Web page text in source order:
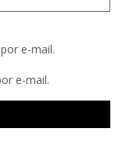
e-mail.
e-mail.